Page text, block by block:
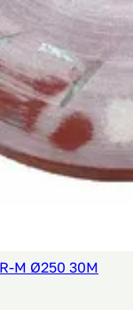
M Ø250 30M